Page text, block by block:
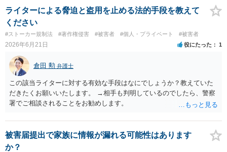
ライターによる脅迫と盗用を止める法的手段を教えて
ください
#ストーカー規制法 #著作権侵害 #被害者 #個人・プライベート #被害者
2026年6月21日 役にたった 1
倉田 勲 弁護士
この該当ライターに対する有効な手段はなにでしょうか？教えていた
だきたくお願いいたします。 →相手も判明しているのでしたら、警察
署でご相談されることをお勧めします。
被害届提出で家族に情報が漏れる可能性はあります
か？